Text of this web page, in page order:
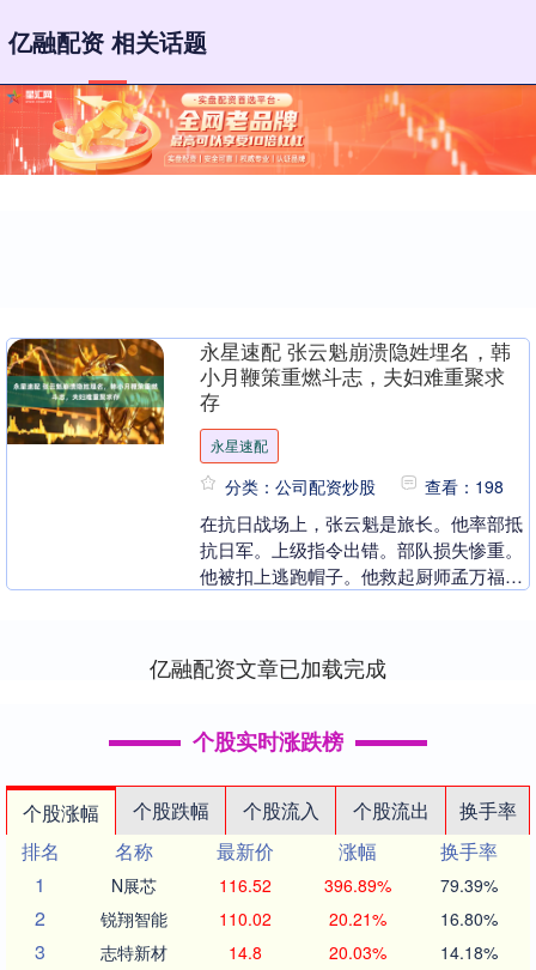
亿融配资 相关话题
永星速配 张云魁崩溃隐姓埋名，韩
小月鞭策重燃斗志，夫妇难重聚求
存
永星速配
分类：公司配资炒股 查看：198
在抗日战场上，张云魁是旅长。他率部抵
抗日军。上级指令出错。部队损失惨重。
他被扣上逃跑帽子。他救起厨师孟万福。
亿融配资文章已加载完成
个股实时涨跌榜
个股涨幅 个股跌幅 个股流入 个股流出
换手率
排名
名称 最新价 涨幅
换手率
1
N展芯 116.52 396.89% 79.39%
2 锐翔智能 110.02 20.21% 16.80%
3 志特新材 14.8 20.03% 14.18%